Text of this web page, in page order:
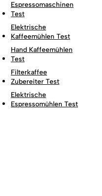
Espressomaschinen
Test
Elektrische
Kaffeemühlen Test
Hand Kaffeemühlen
Test
Filterkaffee
Zubereiter Test
Elektrische
Espressomühlen Test